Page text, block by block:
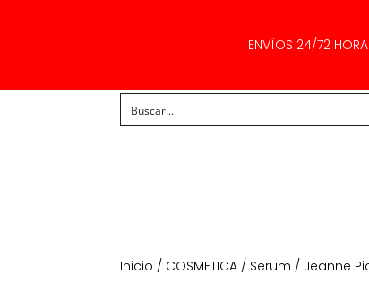
ENVÍOS 24/72
Inicio / COSMETICA / Serum / Jeanne